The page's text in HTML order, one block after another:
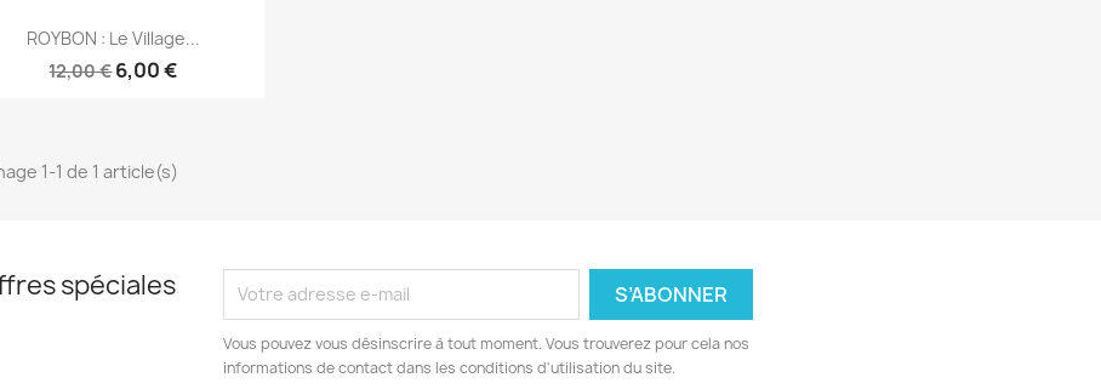
Aperçu rapide
ROYBON : Le Village...
12,00 €6,00 €
1-1 de 1 article(s)
spéciales
Vous pouvez vous désinscrire à tout moment. Vous trouverez pour cela nos
informations de contact dans les conditions d'utilisation du site.